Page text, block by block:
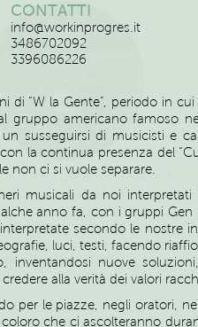
CONTATTI
info@workinprogres.it
3486702092
3396086226
di “W la Gente”, periodo in
gruppo americano famoso
susseguirsi di musicisti e
la continua presenza del
non ci si vuole separare.
musicali da noi interpretati
anno fa, con i gruppi Gen
secondo le nostre
luci, testi, facendo
inventandosi nuove
alla verità dei valori
per le piazze, negli oratori,
che ci ascolteranno
si svolgeranno una volta
dopo le 16.30. I giorni
concordate in base alle
dei genitori.Gli incontri si
a Briga Novarese – Via Dante,
– Via Usellini, 11